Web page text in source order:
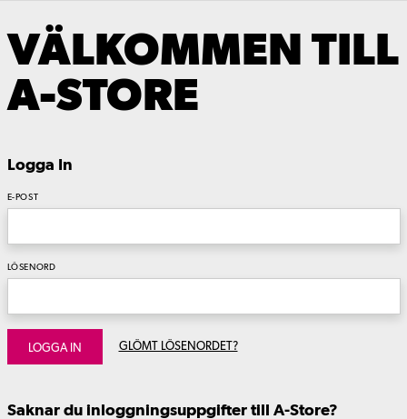
VÄLKOMMEN TILL
A-STORE
Logga In
E-POST
LÖSENORD
LOGGA IN GLÖMT LÖSENORDET?
Saknar du inloggningsuppgifter till A-Store?